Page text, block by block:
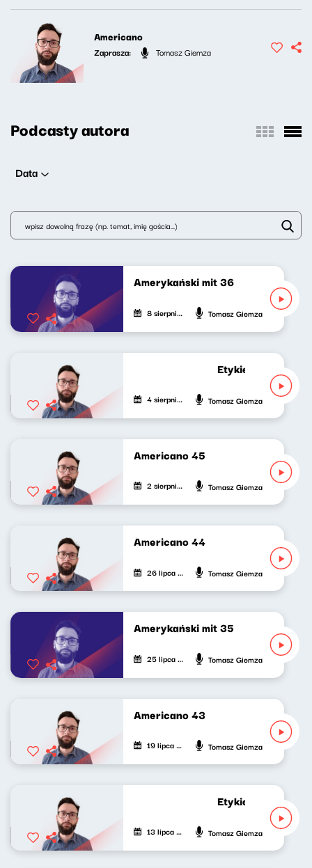
Americano
Zaprasza: Tomasz Giemza
Podcasty autora
Data
Amerykański mit 36
8 sierpnia 2026 Tomasz Giemza
Etykieta
4 sierpnia 2026 Tomasz Giemza
Americano 45
2 sierpnia 2026 Tomasz Giemza
Americano 44
26 lipca 2026 Tomasz Giemza
Amerykański mit 35
25 lipca 2026 Tomasz Giemza
Americano 43
19 lipca 2026 Tomasz Giemza
Etykieta
13 lipca 2026 Tomasz Giemza